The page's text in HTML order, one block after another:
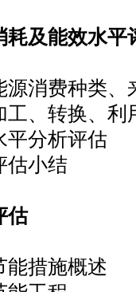
耗及能效水平
种类、来
转换、利
析评估
小结
估
施概述